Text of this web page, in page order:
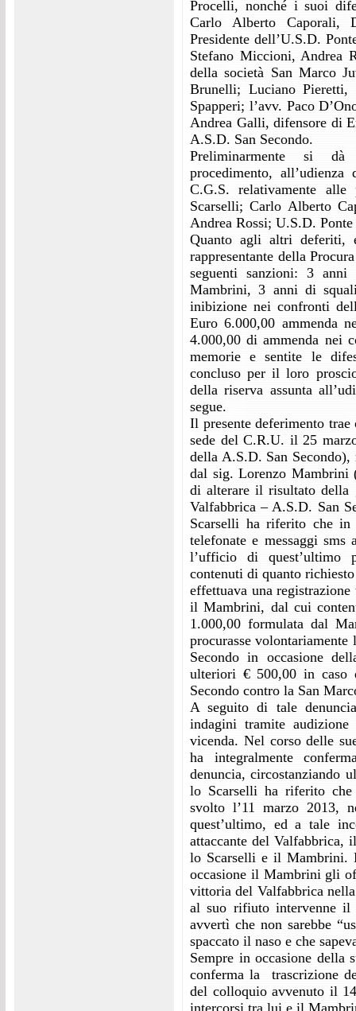
Procelli, nonché i suoi
Carlo Alberto Caporali,
Presidente dell’U.S.D.
Stefano Miccioni, Andrea
della società San Marco
Brunelli; Luciano Pieretti,
Spapperi; l’avv. Paco
Andrea Galli, difensore di
A.S.D. San Secondo.
Preliminarmente si dà
procedimento,
C.G.S. relativamente
Scarselli; Carlo Alberto
Andrea Rossi; U.S.D.
Quanto agli altri deferiti,
rappresentante della
seguenti sanzioni: 3
Mambrini, 3 anni di
inibizione nei confronti
Euro 6.000,00 ammenda
4.000,00 di ammenda nei
memorie e sentite le
concluso per il loro
della riserva assunta
segue.
Il presente deferimento trae
sede del C.R.U. il 25
della A.S.D. San
dal sig. Lorenzo Mambrini
di alterare il risultato della
Valfabbrica – A.S.D. San
Scarselli ha riferito che
telefonate e messaggi
l’ufficio di quest’ultimo
contenuti di quanto
effettuava una
il Mambrini, dal cui
1.000,00 formulata dal
procurasse
Secondo in occasione
ulteriori € 500,00 in caso
Secondo contro la San
A seguito di tale
indagini tramite
vicenda. Nel corso delle
ha integralmente
denuncia, circostanziando
lo Scarselli ha riferito
svolto l’11 marzo 2013,
quest’ultimo, ed a tale
attaccante del Valfabbrica,
lo Scarselli e il Mambrini.
occasione il Mambrini gli
vittoria del Valfabbrica
al suo rifiuto intervenne
avvertì che non sarebbe
spaccato il naso e che
Sempre in occasione della
conferma la trascrizione
del colloquio avvenuto il
intercorsi tra lui e il